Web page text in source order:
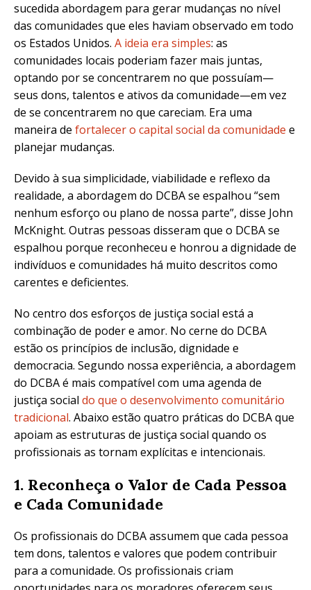
sucedida abordagem para gerar mudanças no nível
das comunidades que eles haviam observado em todo
os Estados Unidos. A ideia era simples: as
comunidades locais poderiam fazer mais juntas,
optando por se concentrarem no que possuíam—
seus dons, talentos e ativos da comunidade—em vez
de se concentrarem no que careciam. Era uma
maneira de fortalecer o capital social da comunidade e
planejar mudanças.
Devido à sua simplicidade, viabilidade e reflexo da
realidade, a abordagem do DCBA se espalhou “sem
nenhum esforço ou plano de nossa parte”, disse John
McKnight. Outras pessoas disseram que o DCBA se
espalhou porque reconheceu e honrou a dignidade de
indivíduos e comunidades há muito descritos como
carentes e deficientes.
No centro dos esforços de justiça social está a
combinação de poder e amor. No cerne do DCBA
estão os princípios de inclusão, dignidade e
democracia. Segundo nossa experiência, a abordagem
do DCBA é mais compatível com uma agenda de
justiça social do que o desenvolvimento comunitário
tradicional. Abaixo estão quatro práticas do DCBA que
apoiam as estruturas de justiça social quando os
profissionais as tornam explícitas e intencionais.
1. Reconheça o Valor de Cada Pessoa
e Cada Comunidade
Os profissionais do DCBA assumem que cada pessoa
tem dons, talentos e valores que podem contribuir
para a comunidade. Os profissionais criam